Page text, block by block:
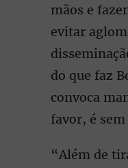
mãos e
evitar
do que faz
convoca
favor, é
“Além de